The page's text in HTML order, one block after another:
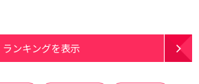
ランキングを表示